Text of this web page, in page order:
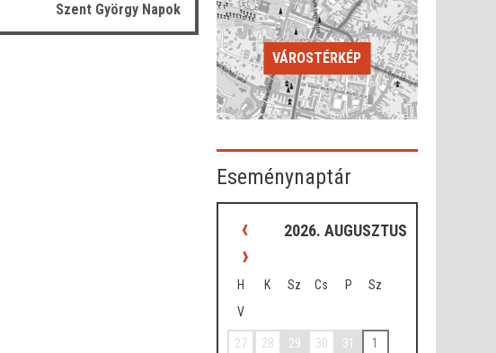
Szent György Napok
VÁROSTÉRKÉP
Eseménynaptár
‹ 2026. AUGUSZTUS
›
H K Sz Cs P
Sz
V
27 28 29 30 31 1